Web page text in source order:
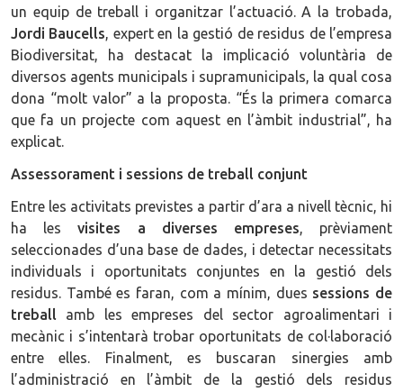
un equip de treball i organitzar l’actuació. A la trobada,
Jordi Baucells, expert en la gestió de residus de l’empresa
Biodiversitat, ha destacat la implicació voluntària de
diversos agents municipals i supramunicipals, la qual cosa
dona “molt valor” a la proposta. “És la primera comarca
que fa un projecte com aquest en l’àmbit industrial”, ha
explicat.
Assessorament i sessions de treball conjunt
Entre les activitats previstes a partir d’ara a nivell tècnic, hi
ha lesvisites a diverses empreses, prèviament
seleccionades d’una base de dades, i detectar necessitats
individuals i oportunitats conjuntes en la gestió dels
residus. També es faran, com a mínim, dues sessions de
treball amb les empreses del sector agroalimentari i
mecànic i s’intentarà trobar oportunitats de col·laboració
entre elles. Finalment, es buscaran sinergies amb
l’administració en l’àmbit de la gestió dels residus